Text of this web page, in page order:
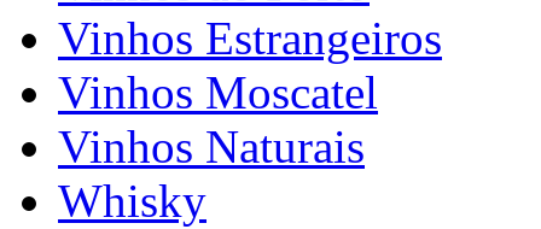
Vinhos Estrangeiros
Vinhos Moscatel
Vinhos Naturais
Whisky